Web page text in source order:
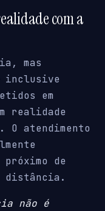
com a
mas
inclusive
em
realidade
O atendimento
de
distância.
não é